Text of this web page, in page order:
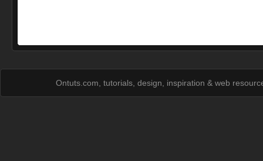
Ontuts.com, tutorials, design, inspiration & web